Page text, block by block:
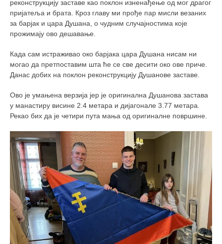
бубиши
карате
кихон
наиханчи
кушанку
темашивари
кобудо
нунчаку
тонфа
саи
тимбеи рочин
тсунами дојо
програм
реконструкцију заставе као поклон изненађење од мог драгог
пријатеља и брата. Кроз главу ми прође пар мисли везаних
за барјак и цара Душана, о чудним случајностима које
прожимају ово дешавање.
Када сам истраживао око барјака цара Душана нисам ни
могао да претпоставим шта ће се све десити око ове приче.
Данас добих на поклон реконструкцију Душанове заставе.
Ово је умањена верзија јер је оригинална Душанова застава
у манастиру висине 2.4 метара и дијагонале 3.77 метара.
Рекао бих да је четири пута мања од оригиналне површине.